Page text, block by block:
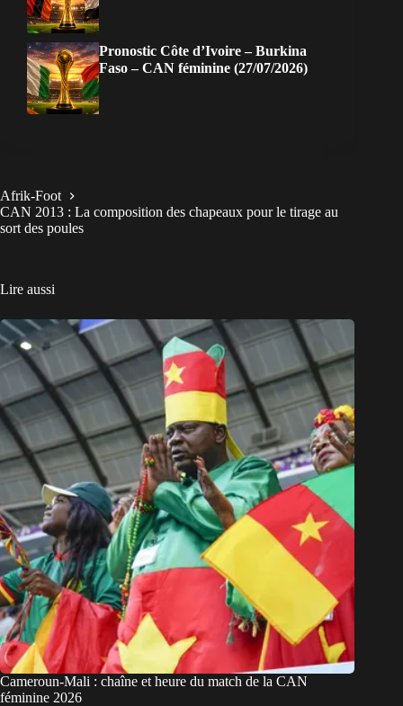
Pronostic Côte d’Ivoire – Burkina
Faso – CAN féminine (27/07/2026)
Afrik-Foot
CAN 2013 : La composition des chapeaux pour le tirage au
sort des poules
Lire aussi
Cameroun-Mali : chaîne et heure du match de la CAN
féminine 2026